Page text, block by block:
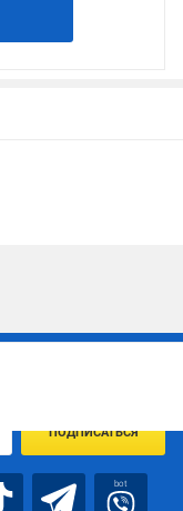
ПОДПИСАТЬСЯ
bot